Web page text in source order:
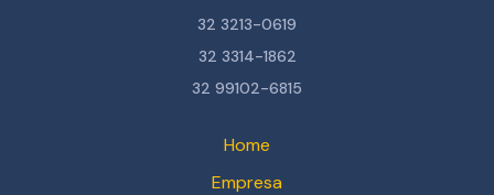
32 3213-0619
32 3314-1862
32 99102-6815
Home
Empresa